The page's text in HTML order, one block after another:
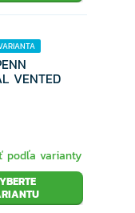
VENTED
podľa varianty